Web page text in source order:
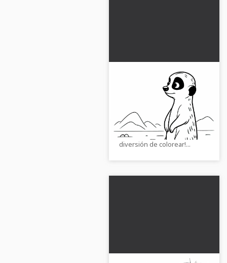
Suricata se pone de
pie y hace guardia
mirando a la distancia -
Plantilla para colorear
gratis
¡Consigue nuestra página
para colorear gratis de una
suricata y descubre la
diversión de colorear!...